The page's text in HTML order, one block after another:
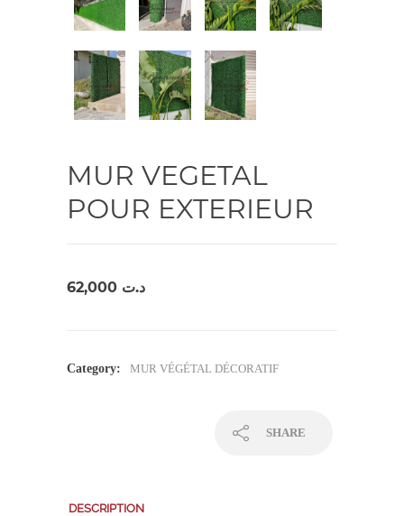
MUR VEGETAL
POUR EXTERIEUR
د.ت
Category: MUR VÉGÉTAL DÉCORATIF
SHARE
DESCRIPTION